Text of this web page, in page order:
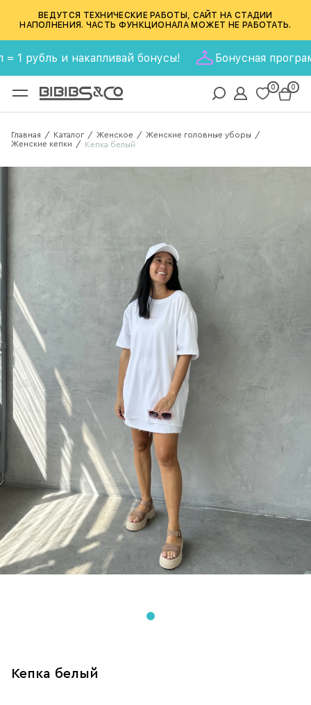
ВЕДУТСЯ ТЕХНИЧЕСКИЕ РАБОТЫ, САЙТ НА СТАДИИ
НАПОЛНЕНИЯ. ЧАСТЬ ФУНКЦИОНАЛА МОЖЕТ НЕ РАБОТАТЬ.
и накапливай бонусы! Бонусная программа
0 0
Главная / Каталог / Женское / Женские головные уборы /
Женские кепки / Кепка белый
Кепка белый